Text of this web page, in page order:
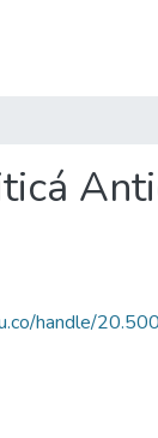
handle/